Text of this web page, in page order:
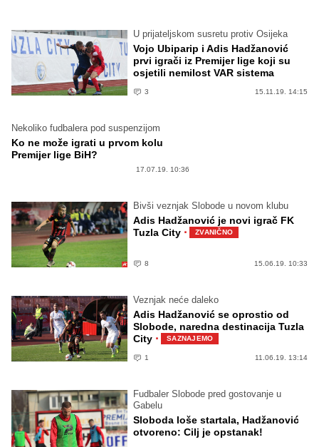
U prijateljskom susretu protiv Osijeka
Vojo Ubiparip i Adis Hadžanović
prvi igrači iz Premijer lige koji su
osjetili nemilost VAR sistema
3 15.11.19. 14:15
Nekoliko fudbalera pod suspenzijom
Ko ne može igrati u prvom kolu
Premijer lige BiH?
17.07.19. 10:36
Bivši veznjak Slobode u novom klubu
Adis Hadžanović je novi igrač FK
Tuzla City · ZVANIČNO
8 15.06.19. 10:33
Veznjak neće daleko
Adis Hadžanović se oprostio od
Slobode, naredna destinacija Tuzla
City · SAZNAJEMO
1 11.06.19. 13:14
Fudbaler Slobode pred gostovanje u
Gabelu
Sloboda loše startala, Hadžanović
otvoreno: Cilj je opstanak!